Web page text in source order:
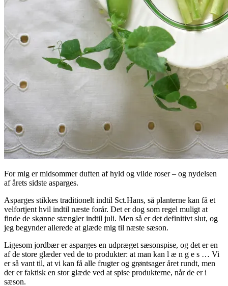
For mig er midsommer duften af hyld og vilde roser – og nydelsen
af årets sidste asparges.
Asparges stikkes traditionelt indtil Sct.Hans, så planterne kan få et
velfortjent hvil indtil næste forår. Det er dog som regel muligt at
finde de skønne stængler indtil juli. Men så er det definitivt slut, og
jeg begynder allerede at glæde mig til næste sæson.
Ligesom jordbær er asparges en udpræget sæsonspise, og det er en
af de store glæder ved de to produkter: at man kan l æ n g e s … Vi
er så vant til, at vi kan få alle frugter og grøntsager året rundt, men
der er faktisk en stor glæde ved at spise produkterne, når de er i
sæson.